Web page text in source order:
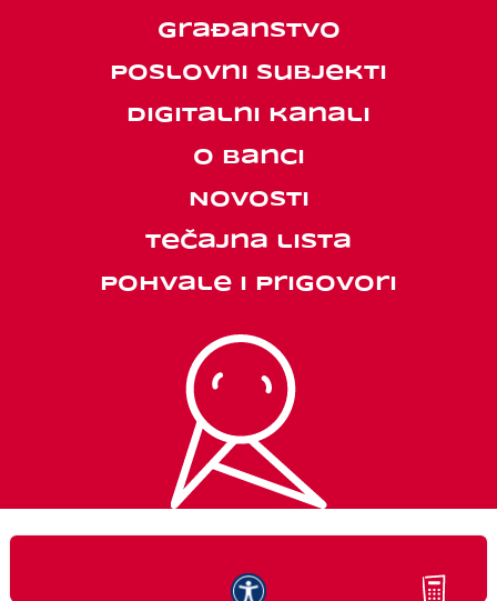
Građanstvo
Poslovni subjekti
Digitalni kanali
O banci
Novosti
Tečajna lista
Pohvale i prigovori
Izjava o zaštiti privatnosti